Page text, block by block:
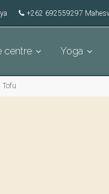
+262 692559297
centre Yoga
Tofu